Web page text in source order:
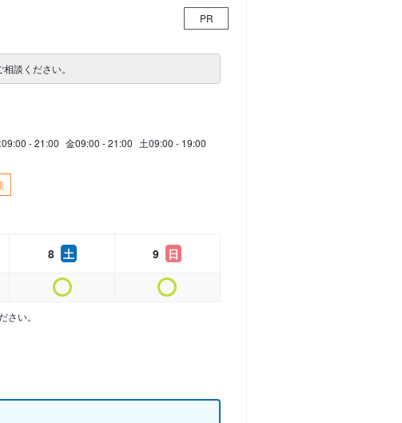
PR
談ください。
09:00 - 21:00 金09:00 - 21:00 土09:00 - 19:00
8 土 9 日
い。